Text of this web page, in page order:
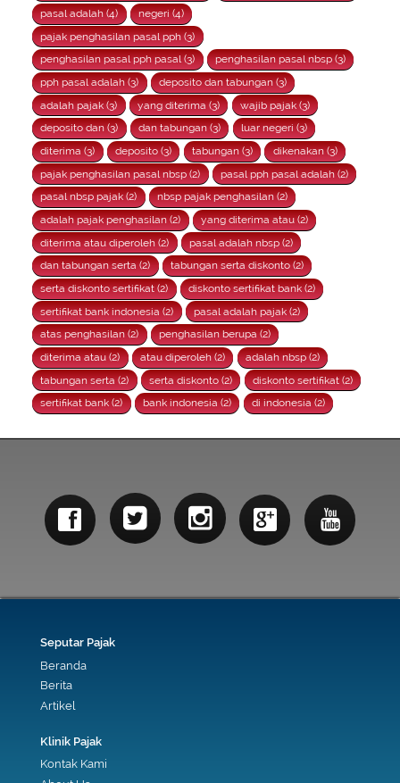
pasal adalah (4)
negeri (4)
pajak penghasilan pasal pph (3)
penghasilan pasal pph pasal (3)
penghasilan pasal nbsp (3)
pph pasal adalah (3)
deposito dan tabungan (3)
adalah pajak (3)
yang diterima (3)
wajib pajak (3)
deposito dan (3)
dan tabungan (3)
luar negeri (3)
diterima (3)
deposito (3) tabungan (3)
dikenakan (3)
pajak penghasilan pasal nbsp (2)
pasal pph pasal adalah (2)
pasal nbsp pajak (2)
nbsp pajak penghasilan (2)
adalah pajak penghasilan (2)
yang diterima atau (2)
diterima atau diperoleh (2)
pasal adalah nbsp (2)
dan tabungan serta (2)
tabungan serta diskonto (2)
serta diskonto sertifikat (2)
diskonto sertifikat bank (2)
sertifikat bank indonesia (2)
pasal adalah pajak (2)
atas penghasilan (2)
penghasilan berupa (2)
diterima atau (2)
atau diperoleh (2)
adalah nbsp (2)
tabungan serta (2)
serta diskonto (2)
diskonto sertifikat (2)
sertifikat bank (2)
bank indonesia (2) di indonesia (2)
Seputar Pajak
Beranda
Berita
Artikel
Klinik Pajak
Kontak Kami